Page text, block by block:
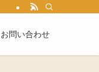
お問い合わせ